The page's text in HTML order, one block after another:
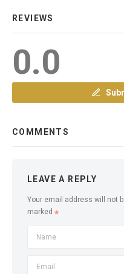
REVIEWS
0.0
COMMENTS
LEAVE A REPLY
Your email address will not
marked
Name
Email